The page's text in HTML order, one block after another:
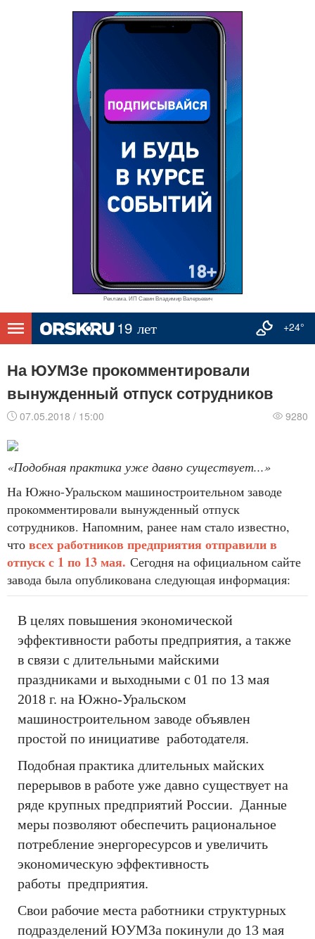
Реклама. ИП Савин Владимир Валерьевич
+24°
На ЮУМЗе прокомментировали
вынужденный отпуск сотрудников
07.05.2018 / 15:00 9280
«Подобная практика уже давно существует...»
На Южно-Уральском машиностроительном заводе
прокомментировали вынужденный отпуск
сотрудников. Напомним, ранее нам стало известно,
что всех работников предприятия отправили в
отпуск с 1 по 13 мая. Сегодня на официальном сайте
завода была опубликована следующая информация:
В целях повышения экономической
эффективности работы предприятия, а также
в связи с длительными майскими
праздниками и выходными с 01 по 13 мая
2018 г. на Южно-Уральском
машиностроительном заводе объявлен
простой по инициативе работодателя.
Подобная практика длительных майских
перерывов в работе уже давно существует на
ряде крупных предприятий России. Данные
меры позволяют обеспечить рациональное
потребление энергоресурсов и увеличить
экономическую эффективность
работы предприятия.
Свои рабочие места работники структурных
подразделений ЮУМЗа покинули до 13 мая